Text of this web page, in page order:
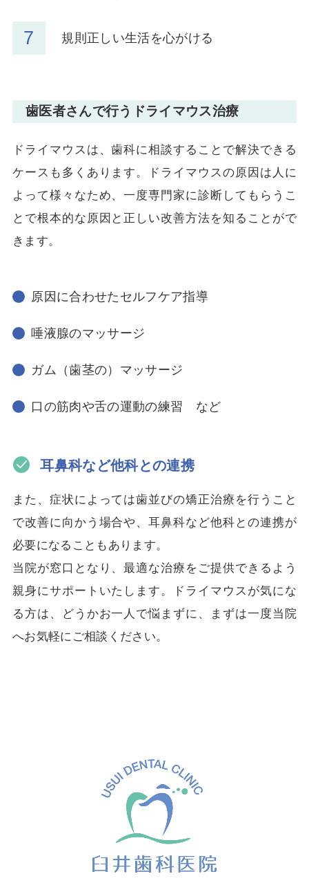
規則正しい生活を心がける
歯医者さんで行うドライマウス治療
ドライマウスは、歯科に相談することで解決できる
ケースも多くあります。ドライマウスの原因は人に
よって様々なため、一度専門家に診断してもらうこ
とで根本的な原因と正しい改善方法を知ることがで
きます。
原因に合わせたセルフケア指導
唾液腺のマッサージ
ガム（歯茎の）マッサージ
口の筋肉や舌の運動の練習 など
耳鼻科など他科との連携
また、症状によっては歯並びの矯正治療を行うこと
で改善に向かう場合や、耳鼻科など他科との連携が
必要になることもあります。
当院が窓口となり、最適な治療をご提供できるよう
親身にサポートいたします。ドライマウスが気にな
る方は、どうかお一人で悩まずに、まずは一度当院
へお気軽にご相談ください。